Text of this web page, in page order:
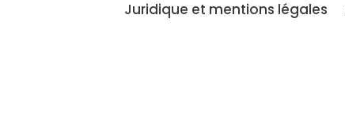
Juridique et mentions légales